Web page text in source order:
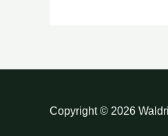
Copyright © 2026